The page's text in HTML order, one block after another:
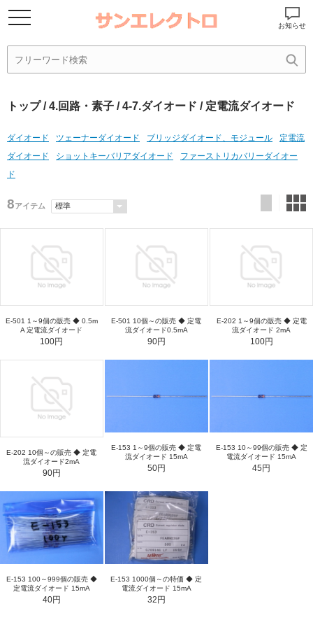
お知らせ
トップ/4.回路・素子 /4-7.ダイオード / 定電流ダイオード
ダイオード ツェーナーダイオード ブリッジダイオード、モジュール
定電流
ダイオード
ショットキーバリアダイオード
ファーストリカバリーダイオー
ド
8アイテム
E-501 1～9個の販売 ◆ 0.5m
A 定電流ダイオード
100円
E-501 10個～の販売 ◆ 定電
流ダイオード0.5mA
90円
E-202 1～9個の販売 ◆ 定電
流ダイオード 2mA
100円
E-202 10個～の販売 ◆ 定電
流ダイオード2mA
90円
E-153 1～9個の販売 ◆ 定電
流ダイオード 15mA
50円
E-153 10～99個の販売 ◆ 定
電流ダイオード 15mA
45円
E-153 100～999個の販売 ◆
定電流ダイオード 15mA
40円
E-153 1000個～の特価 ◆ 定
電流ダイオード 15mA
32円